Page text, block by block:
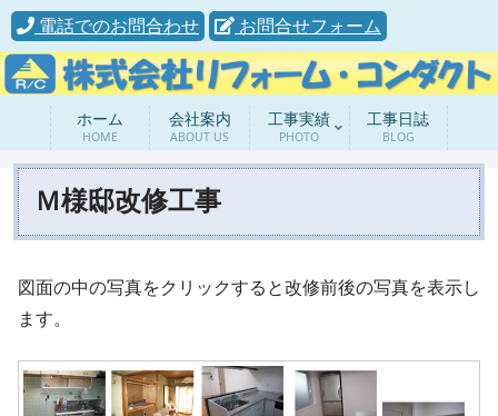
電話でのお問合わせ お問合せフォーム
ホーム
HOME
会社案内
ABOUT US
工事実績
PHOTO
工事日誌
BLOG
Ｍ様邸改修工事
図面の中の写真をクリックすると改修前後の写真を表示し
ます。